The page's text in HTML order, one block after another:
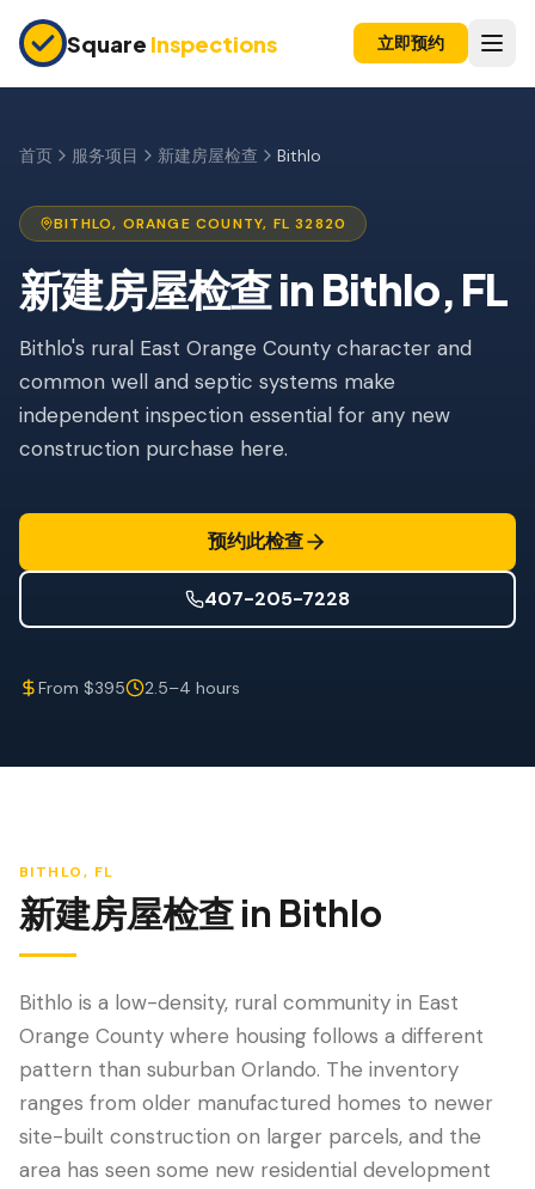
Square Inspections 立即预约
购房前检查
11个月保修检查
公寓检查
上市前检查
投资房产
保险检查
年度维护
白蚁检查
首页 服务项目 新建房屋检查 Bithlo
BITHLO, ORANGE COUNTY, FL 32820
新建房屋检查in Bithlo, FL
Bithlo's rural East Orange County character and
common well and septic systems make
independent inspection essential for any new
construction purchase here.
预约此检查
407-205-7228
From $395 2.5–4 hours
BITHLO, FL
新建房屋检查in Bithlo
Bithlo is a low-density, rural community in East
Orange County where housing follows a different
pattern than suburban Orlando. The inventory
ranges from older manufactured homes to newer
site-built construction on larger parcels, and the
area has seen some new residential development